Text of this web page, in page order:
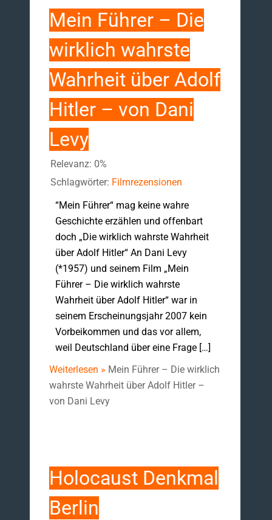
Mein Führer – Die
wirklich wahrste
Wahrheit über Adolf
Hitler – von Dani
Levy
Relevanz: 0%
Schlagwörter: Filmrezensionen
“Mein Führer“ mag keine wahre
Geschichte erzählen und offenbart
doch „Die wirklich wahrste Wahrheit
über Adolf Hitler“ An Dani Levy
(*1957) und seinem Film „Mein
Führer – Die wirklich wahrste
Wahrheit über Adolf Hitler“ war in
seinem Erscheinungsjahr 2007 kein
Vorbeikommen und das vor allem,
weil Deutschland über eine Frage […]
Weiterlesen » Mein Führer – Die wirklich
wahrste Wahrheit über Adolf Hitler –
von Dani Levy
Holocaust Denkmal
Berlin